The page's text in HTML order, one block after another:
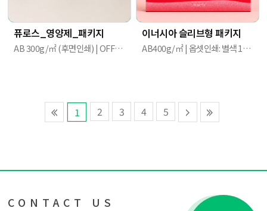
퓨로스_영양제_패키지
AB 300g/㎡ (후면인쇄) | OFFSET 4도 / 무광 라미네이팅 | 85 x 30 x 95
이너시아 슬리브형 패키지
AB400g/㎡ | 옵셋인쇄: 별색 1도 | 슬리브 삼면접착
1 2 3 4 5
CONTACT US